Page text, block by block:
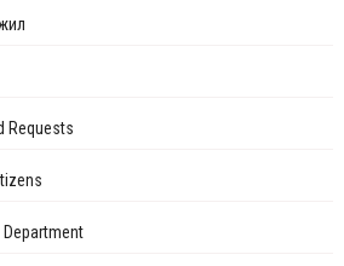
СЭРГЭЭН ЗАСАХ ТӨВИЙН БАРИЛГА
эрүүл мэндийн байгууллагуудын
Requests